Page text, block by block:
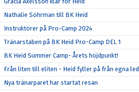
Nathalie Söhrman till BK Heid
Instruktörer på Pro-Camp 2024
Tränarstaben på BK Heid Pro-Camp DEL 1
BK Heid Summer Camp- Årets höjdpunkt!
Från liten till eliten - Heid fyller på från egna led
Nya tränarparet har startat resan